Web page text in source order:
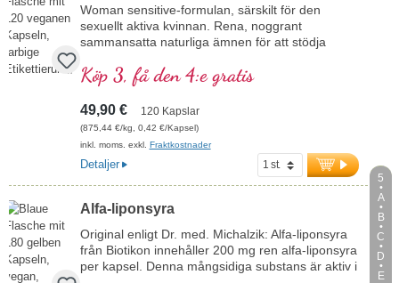
5
A
B
C
D
E
Woman sensitive-formulan, särskilt för den
sexuellt aktiva kvinnan. Rena, noggrant
sammansatta naturliga ämnen för att stödja
Köp 3, få den 4:e gratis
49,90 € 120 Kapslar
(875,44 €/kg, 0,42 €/Kapsel)
inkl. moms. exkl. Fraktkostnader
Detaljer
Alfa-liponsyra
Original enligt Dr. med. Michalzik: Alfa-liponsyra
från Biotikon innehåller 200 mg ren alfa-liponsyra
per kapsel. Denna mångsidiga substans är aktiv i